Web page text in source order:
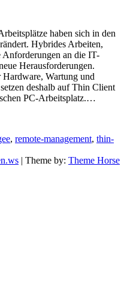
haben sich in den
Hybrides Arbeiten,
an die IT-
Herausforderungen.
Wartung und
deshalb auf Thin Client
PC-Arbeitsplatz.…
, remote-management, thin-
| Theme by: Theme Horse